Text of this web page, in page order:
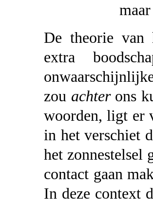
De theorie van
extra
zou achterons
woorden, ligt er
in het verschiet
het zonnestelsel
contact gaan
In deze context